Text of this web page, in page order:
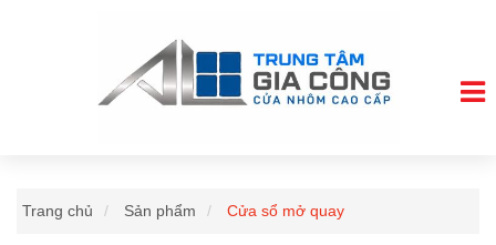
Trang chủ Sản phẩm Cửa sổ mở quay